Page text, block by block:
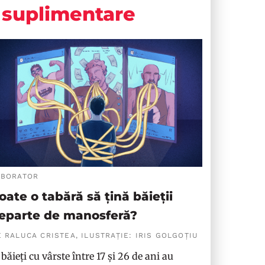
suplimentare
o tabără să țină băieții
de manosferă?
RALUCA CRISTEA, ILUSTRAȚIE: IRIS GOLGOȚIU
băieți cu vârste între 17 și 26 de ani au